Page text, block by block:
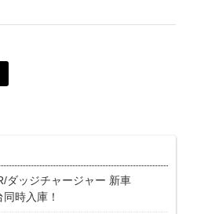
ダッジチャージャー 新車
時入庫！